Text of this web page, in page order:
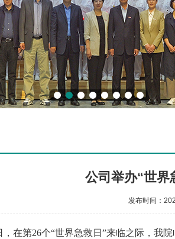
公司举办“世界
发布时间：
，在第26个“世界急救日”来临之际，我